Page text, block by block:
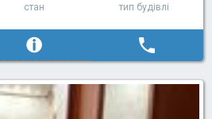
стан тип будівлі